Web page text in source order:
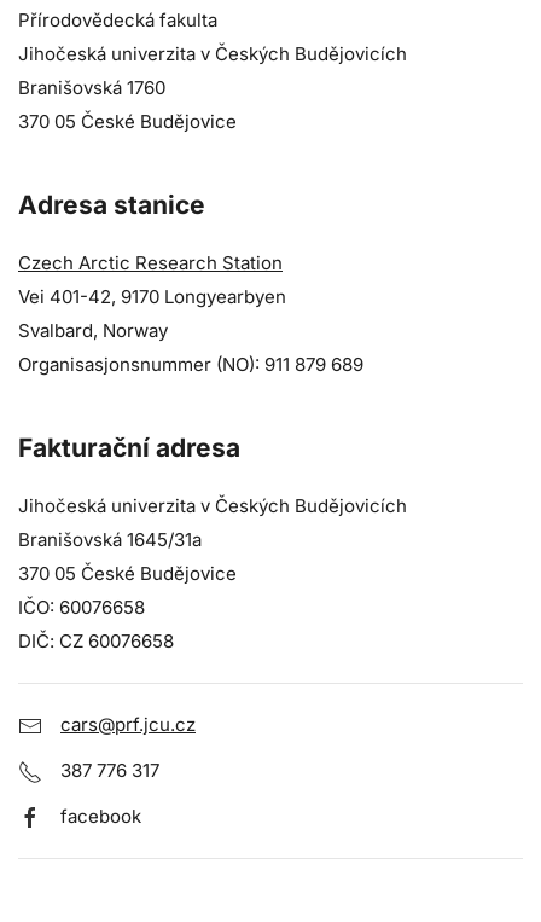
Přírodovědecká fakulta
Jihočeská univerzita v Českých Budějovicích
Branišovská 1760
370 05 České Budějovice
Adresa stanice
Czech Arctic Research Station
Vei 401-42, 9170 Longyearbyen
Svalbard, Norway
Organisasjonsnummer (NO): 911 879 689
Fakturační adresa
Jihočeská univerzita v Českých Budějovicích
Branišovská 1645/31a
370 05 České Budějovice
IČO: 60076658
DIČ: CZ 60076658
cars@prf.jcu.cz
387 776 317
facebook